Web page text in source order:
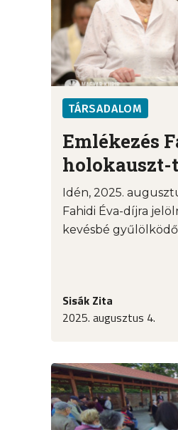
TÁRSADALOM
Emlékezés
holokauszt-
Idén, 2025.
Fahidi Éva-díjra
kevésbé
Sisák Zita
2025. augusztus 4.